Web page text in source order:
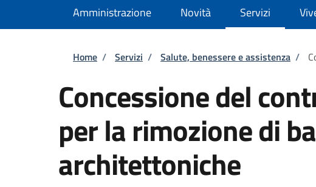
Amministrazione Novità Servizi
Briciole di pane
Home / Servizi / Salute, benessere e assistenza /
Concessione del
per la rimozione di
architettoniche